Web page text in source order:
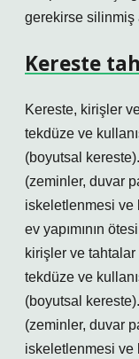
gerekirse silinmiş
Kereste
Kereste, kirişler
tekdüze ve
(boyutsal
(zeminler, duvar
iskeletlenmesi ve
ev yapımının
kirişler ve
tekdüze ve
(boyutsal
(zeminler, duvar
iskeletlenmesi ve